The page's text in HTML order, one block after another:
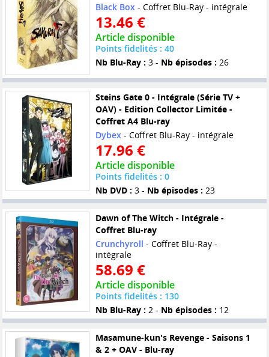
Black Box- Coffret Blu-Ray - intégrale
13.46 €
Article disponible
Points fidelités : 40
Nb Blu-Ray : 3 - Nb épisodes : 26
Steins Gate 0 - Intégrale (Série TV +
OAV) - Edition Collector Limitée -
Coffret A4 Blu-ray
Dybex- Coffret Blu-Ray - intégrale
17.96 €
Article disponible
Points fidelités : 0
Nb DVD : 3 - Nb épisodes : 23
Dawn of The Witch - Intégrale -
Coffret Blu-ray
Crunchyroll - Coffret Blu-Ray -
intégrale
58.69 €
Article disponible
Points fidelités : 130
Nb Blu-Ray : 2 - Nb épisodes : 12
Masamune-kun's Revenge - Saisons 1
& 2 + OAV - Blu-ray